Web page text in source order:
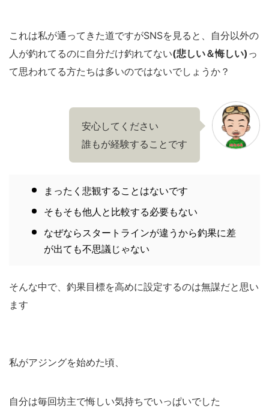
これは私が通ってきた道ですがSNSを見ると、自分以外の
人が釣れてるのに自分だけ釣れてない(悲しい＆悔しい) っ
て思われてる方たちは多いのではないでしょうか？
安心してください
誰もが経験することです
まったく悲観することはないです
そもそも他人と比較する必要もない
なぜならスタートラインが違うから釣果に差
が出ても不思議じゃない
そんな中で、釣果目標を高めに設定するのは無謀だと思い
ます
私がアジングを始めた頃、
自分は毎回坊主で悔しい気持ちでいっぱいでした